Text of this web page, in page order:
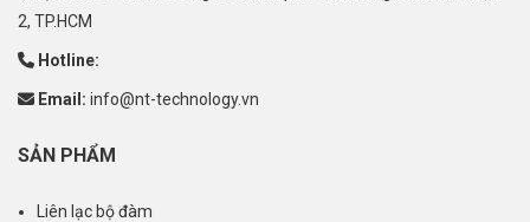
2, TP.HCM
Hotline:
Email: info@nt-technology.vn
SẢN PHẨM
Liên lạc bộ đàm